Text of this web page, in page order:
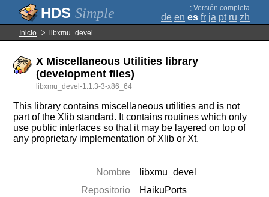
Simple ; Versión completa
de en es fr ja pt ru zh
Inicio libxmu_devel
X Miscellaneous Utilities library
(development files)
libxmu_devel-1.1.3-3-x86_64
This library contains miscellaneous utilities and is not
part of the Xlib standard. It contains routines which only
use public interfaces so that it may be layered on top of
any proprietary implementation of Xlib or Xt.
Nombre
libxmu_devel
Repositorio
HaikuPorts